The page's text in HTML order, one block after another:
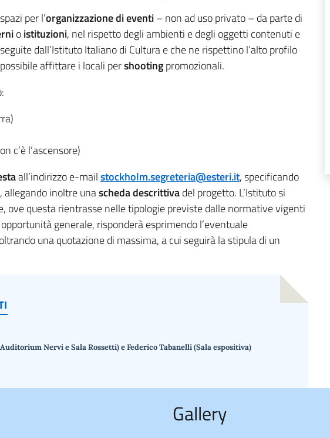
per l’organizzazione di eventi– non ad uso privato – da parte di
oistituzioni, nel rispetto degli ambienti e degli oggetti contenuti e
dall’Istituto Italiano di Cultura e che ne rispettino l’alto profilo
affittare i locali pershootingpromozionali.
c’è l’ascensore)
all’indirizzo e-mailstockholm.segreteria@esteri.it, specificando
allegando inoltre unascheda descrittivadel progetto. L’Istituto si
ove questa rientrasse nelle tipologie previste dalle normative vigenti
generale, risponderà esprimendo l’eventuale
una quotazione di massima, a cui seguirà la stipula di un
Nervi e Sala Rossetti) e Federico Tabanelli (Sala espositiva)
Gallery